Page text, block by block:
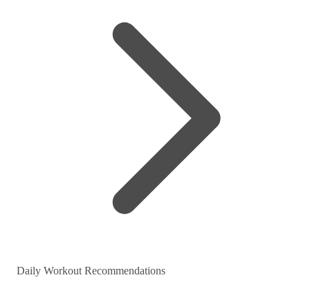
Daily Workout Recommendations